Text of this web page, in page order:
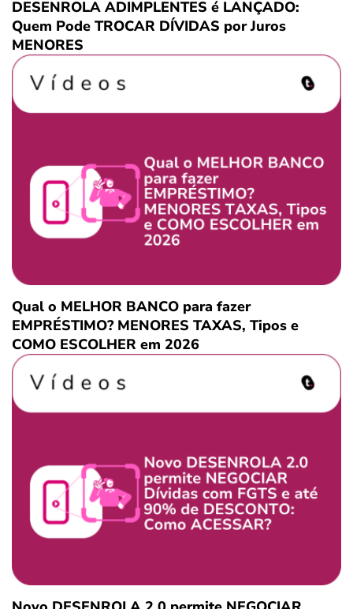
DESENROLA ADIMPLENTES é LANÇADO:
Quem Pode TROCAR DÍVIDAS por Juros
MENORES
Qual o MELHOR BANCO para fazer
EMPRÉSTIMO? MENORES TAXAS, Tipos e
COMO ESCOLHER em 2026